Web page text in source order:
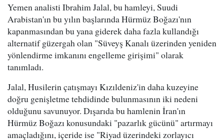
Yemen analisti Ibrahim Jalal, bu hamleyi, Suudi
Arabistan'ın bu yılın başlarında Hürmüz Boğazı'nın
kapanmasından bu yana giderek daha fazla kullandığı
alternatif güzergah olan "Süveyş Kanalı üzerinden yeniden
yönlendirme imkanını engelleme girişimi" olarak
tanımladı.
Jalal, Husilerin çatışmayı Kızıldeniz'in daha kuzeyine
doğru genişletme tehdidinde bulunmasının iki nedeni
olduğunu savunuyor. Dışarıda bu hamlenin İran'ın
Hürmüz Boğazı konusundaki "pazarlık gücünü" artırmayı
amaçladığını, içeride ise "Riyad üzerindeki zorlayıcı